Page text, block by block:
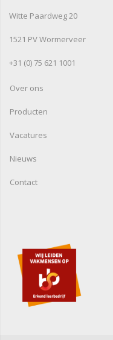
Witte Paardweg 20
1521 PV Wormerveer
+31 (0) 75 621 1001
Over ons
Producten
Vacatures
Nieuws
Contact